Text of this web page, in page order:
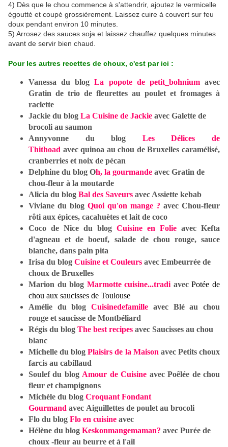
4) Dès que le chou commence à s'attendrir, ajoutez le vermicelle
égoutté et coupé grossièrement. Laissez cuire à couvert sur feu
doux pendant environ 10 minutes.
5) Arrosez des sauces soja et laissez chauffez quelques minutes
avant de servir bien chaud.
Pour les autres recettes de choux, c'est par ici :
Vanessa du blogLa popote de petit_bohniumavec
Gratin de trio de fleurettes au poulet et fromages à
raclette
Jackie du blog La Cuisine de Jackie avec Galette de
brocoli au saumon
Annyvonne du blog Les Délices de
Thithoad avecquinoa au chou de Bruxelles caramélisé,
cranberries et noix de pécan
Delphine du blog Oh, la gourmande avec Gratin de
chou-fleur à la moutarde
Alicia du blog Bal des Saveurs avec Assiette kebab
Viviane du blog Quoi qu'on mange ? avec Chou-fleur
rôti aux épices, cacahuètes et lait de coco
Coco de Nice du blog Cuisine en Folie avec Kefta
d'agneau et de boeuf, salade de chou rouge, sauce
blanche, dans pain pita
Irisa du blog Cuisine et Couleurs avec Embeurrée de
choux de Bruxelles
Marion du blog Marmotte cuisine...tradi avecPotée de
chou aux saucisses de Toulouse
Amélie du blogCuisinedefamille avec Blé au chou
rouge et saucisse de Montbéliard
Régis du blog The best recipes avec Saucisses au chou
blanc
Michelle du blogPlaisirs de la Maison avec Petits choux
farcis au cabillaud
Soulef du blog Amour de Cuisine avec Poêlée de chou
fleur et champignons
Michèle du blog Croquant Fondant
Gourmand avec Aiguillettes de poulet au brocoli
Flo du blog Flo en cuisine avec
Hélène du blog Keskonmangemaman? avec Purée de
choux -fleur au beurre et à l'ail